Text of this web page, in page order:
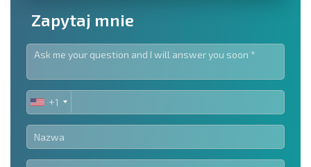
Zapytaj mnie
UNITED
STATES
+1
+1